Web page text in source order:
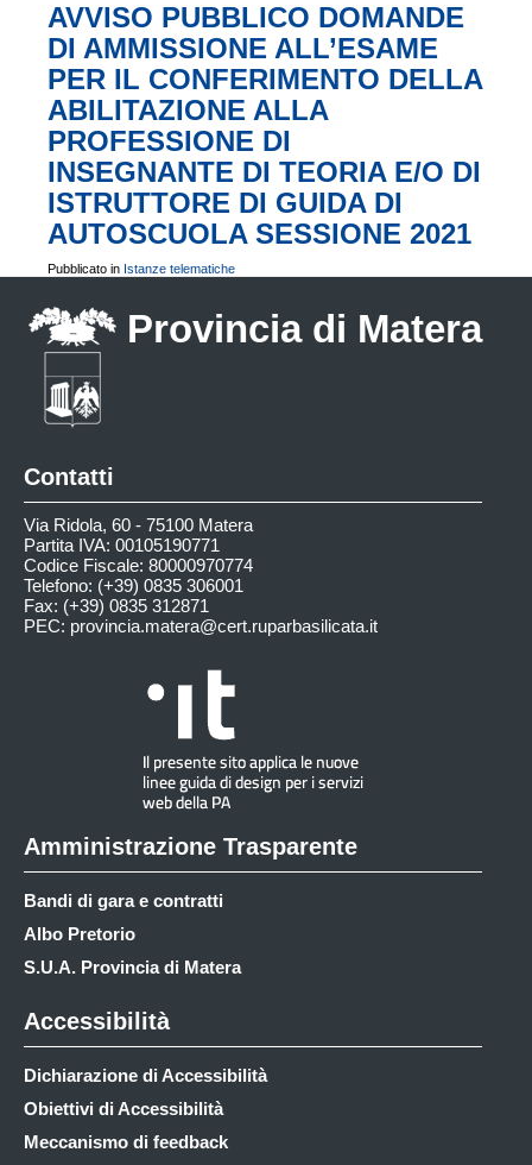
AVVISO PUBBLICO DOMANDE
DI AMMISSIONE ALL’ESAME
PER IL CONFERIMENTO DELLA
ABILITAZIONE ALLA
PROFESSIONE DI
INSEGNANTE DI TEORIA E/O DI
ISTRUTTORE DI GUIDA DI
AUTOSCUOLA SESSIONE 2021
Pubblicato in Istanze telematiche
Provincia di Matera
Contatti
Via Ridola, 60 - 75100 Matera
Partita IVA: 00105190771
Codice Fiscale: 80000970774
Telefono: (+39) 0835 306001
Fax: (+39) 0835 312871
PEC: provincia.matera@cert.ruparbasilicata.it
Amministrazione Trasparente
Bandi di gara e contratti
Albo Pretorio
S.U.A. Provincia di Matera
Accessibilità
Dichiarazione di Accessibilità
Obiettivi di Accessibilità
Meccanismo di feedback